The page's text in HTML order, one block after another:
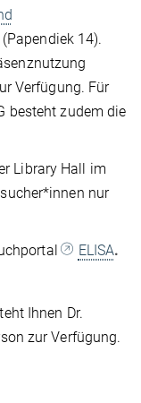
(Papendiek 14).
Verfügung. Für
besteht zudem die
Library Hall im
nur
ELISA.
Ihnen Dr.
zur Verfügung.